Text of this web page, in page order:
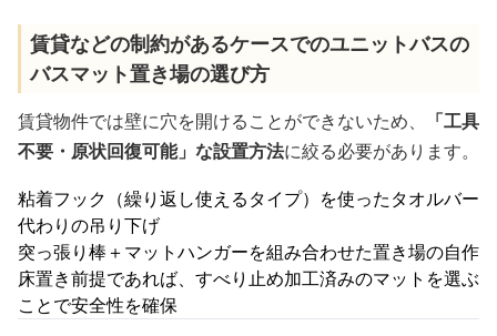
賃貸などの制約があるケースでのユニットバスの
バスマット置き場の選び方
賃貸物件では壁に穴を開けることができないため、
「工具
不要・原状回復可能」な設置方法に絞る必要があります。
粘着フック（繰り返し使えるタイプ）を使ったタオルバー
代わりの吊り下げ
突っ張り棒＋マットハンガーを組み合わせた置き場の自作
床置き前提であれば、すべり止め加工済みのマットを選ぶ
ことで安全性を確保